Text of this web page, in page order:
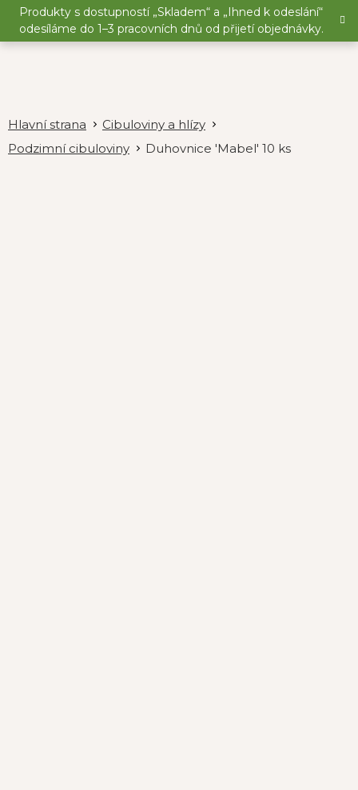
Přejít
obsah
Produkty s dostupností „Skladem“ a „Ihned k odeslání“
odesíláme do 1–3 pracovních dnů od přijetí objednávky.
Cibuloviny a hlízy
Podzimní cibuloviny
Duhovnice 'Mabel' 10 ks